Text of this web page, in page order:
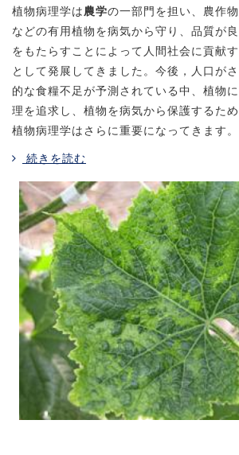
植物病理学は農学の一部門を担い、農作
などの有用植物を病気から守り、品質が
をもたらすことによって人間社会に貢献
として発展してきました。今後，人口が
的な食糧不足が予測されている中、植物
理を追求し、植物を病気から保護するた
植物病理学はさらに重要になってきます。
続きを読む